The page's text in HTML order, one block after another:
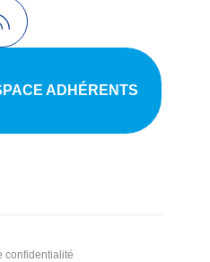
ADHÉRENTS
confidentialité